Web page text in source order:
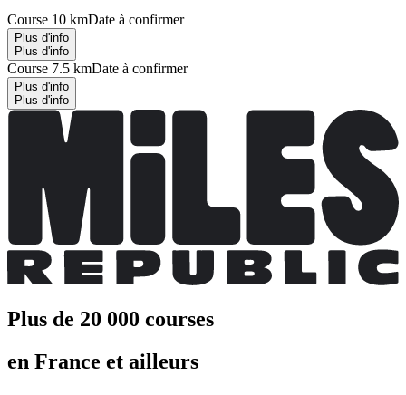
Course 10 kmDate à confirmer
Plus d'info
Plus d'info
Course 7.5 kmDate à confirmer
Plus d'info
Plus d'info
Plus de 20 000 courses
en France et ailleurs